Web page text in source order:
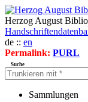
Herzog August
de :: en
Permalink: PURL
Suche
Sammlungen